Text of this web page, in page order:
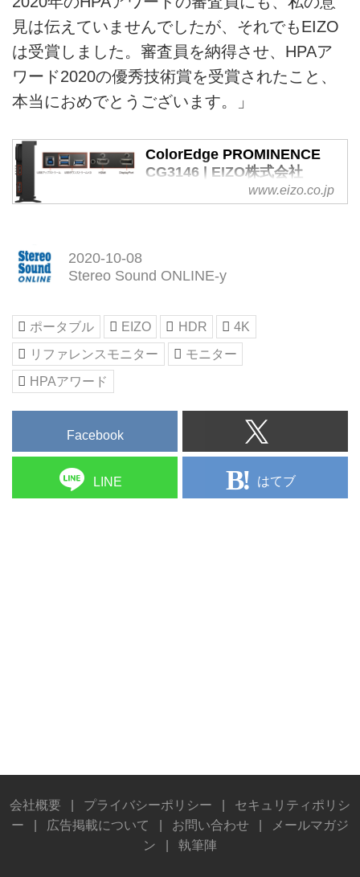
見は伝えていませんでしたが、それでもEIZO
は受賞しました。審査員を納得させ、HPAア
ワード2020の優秀技術賞を受賞されたこと、
本当におめでとうございます。」
ColorEdge PROMINENCE
CG3146 | EIZO株式会社
EIZO製品情報。コンピュータモ
ライン ショッピング、用語解
www.eizo.co.jp
2020-10-08
Stereo Sound ONLINE-y
ポータブル EIZO HDR
4K
リファレンスモニター
モニター
HPAアワード
Facebook
LINE はてブ
会社概要 プライバシーポリシー
セキュリティポリシ
ー
広告掲載について お問い合わせ
メールマガジ
ン
執筆陣